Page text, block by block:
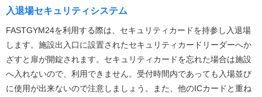
入退場セキュリティシステム
FASTGYM24を利用する際は、セキュリティカードを持参し入退場
します。施設出入口に設置されたセキュリティカードリーダーへか
ざすと扉が開錠されます。セキュリティカードを忘れた場合は施設
へ入れないので、利用できません。受付時間内であっても入場並び
に使用が出来ないので注意しましょう。また、他のICカードと重ね